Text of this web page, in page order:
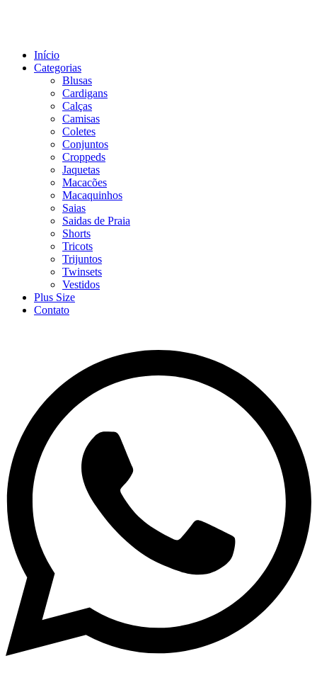
Início
Categorias
Blusas
Cardigans
Calças
Camisas
Coletes
Conjuntos
Croppeds
Jaquetas
Macacões
Macaquinhos
Saias
Saidas de Praia
Shorts
Tricots
Trijuntos
Twinsets
Vestidos
Plus Size
Contato